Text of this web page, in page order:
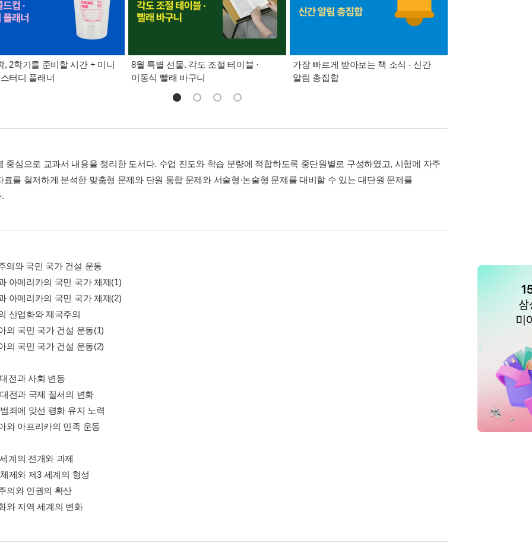
, 2학기를 준비할 시간 + 미니
터디 플래너
8월 특별 선물. 각도 조절 테이블 ·
이동식 빨래 바구니
가장 빠르게 받아보는 책 소식 - 신간
알림 총집합
중심으로 교과서 내용을 정리한 도서다. 수업 진도와 학습 분량에 적합하도록 중단원별로 구성하였고, 시험에 자주
료를 철저하게 분석한 맞춤형 문제와 단원 통합 문제와 서술형·논술형 문제를 대비할 수 있는 대단원 문제를
의와 국민 국가 건설 운동
아메리카의 국민 국가 체제(1)
아메리카의 국민 국가 체제(2)
산업화와 제국주의
의 국민 국가 건설 운동(1)
의 국민 국가 건설 운동(2)
전과 사회 변동
전과 국제 질서의 변화
죄에 맞선 평화 유지 노력
와 아프리카의 민족 운동
계의 전개와 과제
제와 제3 세계의 형성
의와 인권의 확산
와 지역 세계의 변화